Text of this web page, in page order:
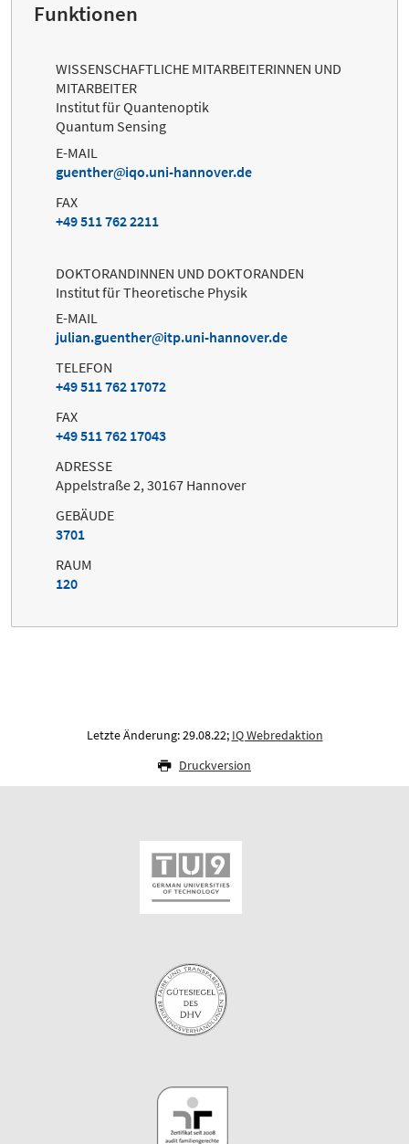
Funktionen
WISSENSCHAFTLICHE MITARBEITERINNEN UND
MITARBEITER
Institut für Quantenoptik
Quantum Sensing
E-MAIL
guenther
iqo.uni-hannover.de
FAX
+49 511 762 2211
DOKTORANDINNEN UND DOKTORANDEN
Institut für Theoretische Physik
E-MAIL
julian.guenther
itp.uni-hannover.de
TELEFON
+49 511 762 17072
FAX
+49 511 762 17043
ADRESSE
Appelstraße 2, 30167 Hannover
GEBÄUDE
3701
RAUM
120
Letzte Änderung: 29.08.22; IQ Webredaktion
Druckversion